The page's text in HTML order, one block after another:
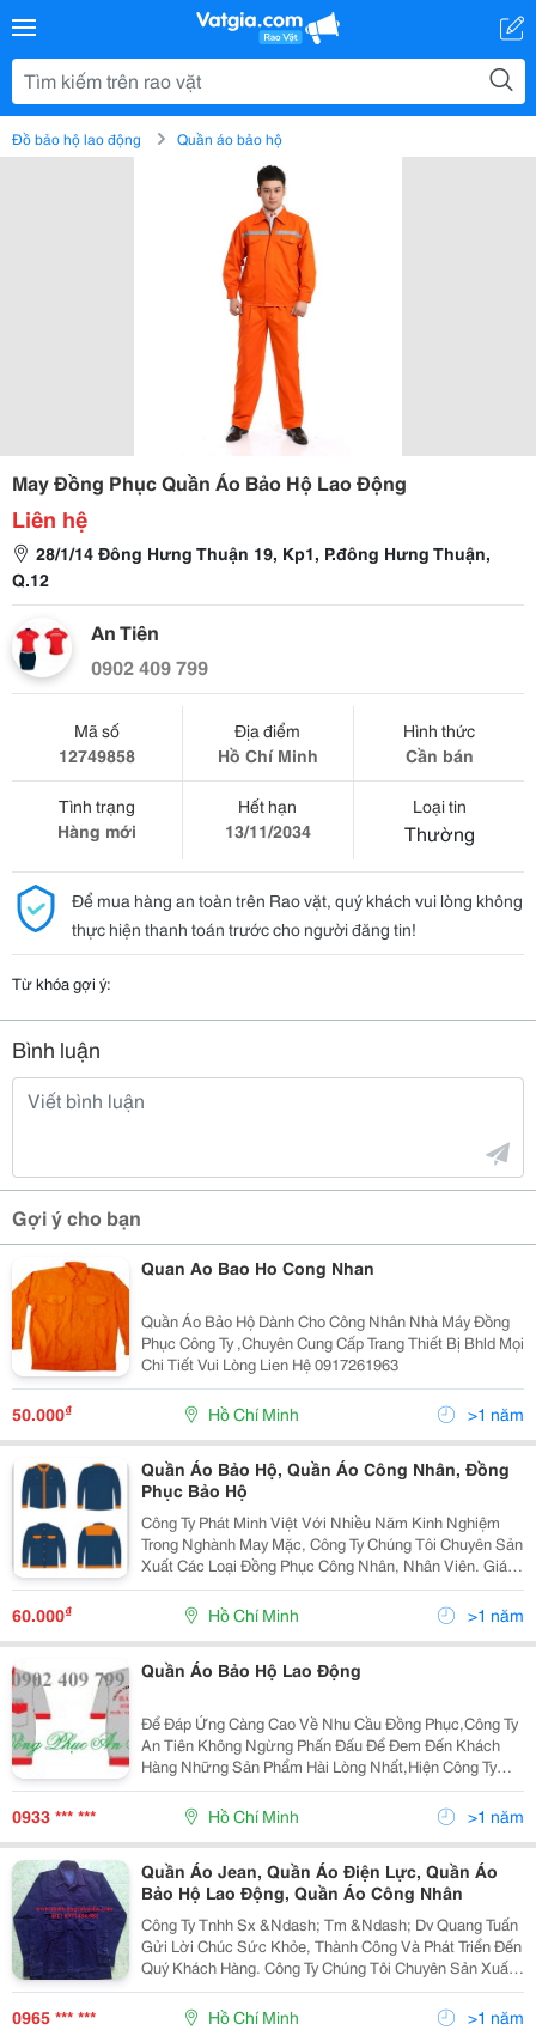
Đồ bảo hộ lao động Quần áo bảo hộ
May Đồng Phục Quần Áo Bảo Hộ Lao Động
Liên hệ
28/1/14 Đông Hưng Thuận 19, Kp1, P.đông Hưng Thuận,
Q.12
An Tiên
0902 409 799
Mã số
12749858
Địa điểm
Hồ Chí Minh
Hình thức
Cần bán
Tình trạng
Hàng mới
Hết hạn
13/11/2034
Loại tin
Thường
Để mua hàng an toàn trên Rao vặt, quý khách vui lòng không
thực hiện thanh toán trước cho người đăng tin!
Từ khóa gợi ý:
Bình luận
Gợi ý cho bạn
Quan Ao Bao Ho Cong Nhan
Quần Áo Bảo Hộ Dành Cho Công Nhân Nhà Máy Đồng
Phục Công Ty ,Chuyên Cung Cấp Trang Thiết Bị Bhld Mọi
Chi Tiết Vui Lòng Lien Hệ 0917261963
50.000₫ Hồ Chí Minh >1 năm
Quần Áo Bảo Hộ, Quần Áo Công Nhân, Đồng
Phục Bảo Hộ
Công Ty Phát Minh Việt Với Nhiều Năm Kinh Nghiệm
Trong Nghành May Mặc, Công Ty Chúng Tôi Chuyên Sản
Xuất Các Loại Đồng Phục Công Nhân, Nhân Viên. Giá
Cả Cạnh Tranh, Chất Lượng, Uy Tín Liên Hệ:
0909228629
60.000₫ Hồ Chí Minh >1 năm
Quần Áo Bảo Hộ Lao Động
Để Đáp Ứng Càng Cao Về Nhu Cầu Đồng Phục,Công Ty
An Tiên Không Ngừng Phấn Đấu Để Đem Đến Khách
Hàng Những Sản Phẩm Hài Lòng Nhất,Hiện Công Ty
Chúng Tôi Chuyên May Và Cung Cấp Các Loại Đồng
Phục Như: + Quần Tây, Sơ Mi Văn Phòng. + Đồng Phục
0933 *** *** Hồ Chí Minh >1 năm
Quần Áo Jean, Quần Áo Điện Lực, Quần Áo
Bảo Hộ Lao Động, Quần Áo Công Nhân
Công Ty Tnhh Sx &Ndash; Tm &Ndash; Dv Quang Tuấn
Gửi Lời Chúc Sức Khỏe, Thành Công Và Phát Triển Đến
Quý Khách Hàng. Công Ty Chúng Tôi Chuyên Sản Xuất
Và Cung Ứng Các Mặt Hàng Bảo Hộ Lao Động Như: -
Quần Áo: Quần Áo Bảo Hộ Lao Động, Quần Áo Jean Đ
0965 *** *** Hồ Chí Minh >1 năm